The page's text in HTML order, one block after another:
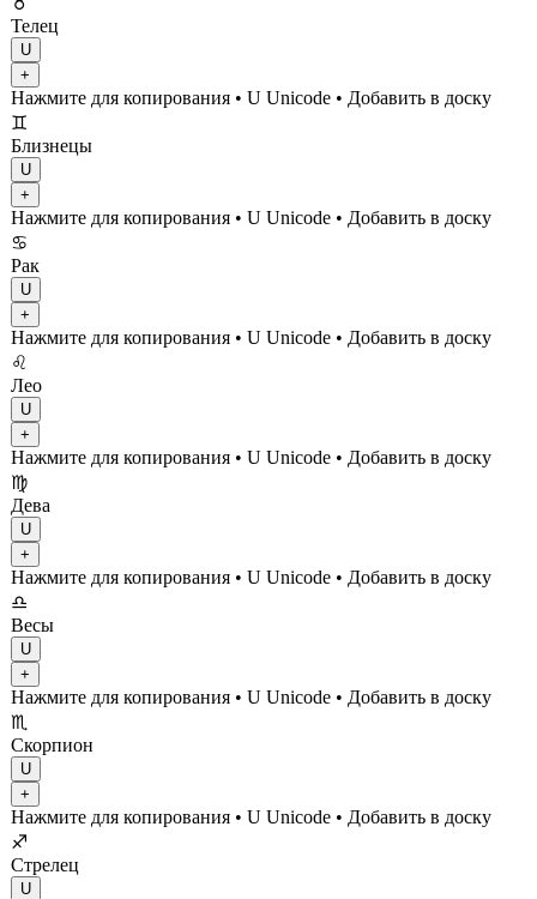
Телец
U
+
Нажмите для копирования • U Unicode • Добавить в доску
♊
Близнецы
U
+
Нажмите для копирования • U Unicode • Добавить в доску
♋
Рак
U
+
Нажмите для копирования • U Unicode • Добавить в доску
♌
Лео
U
+
Нажмите для копирования • U Unicode • Добавить в доску
♍
Дева
U
+
Нажмите для копирования • U Unicode • Добавить в доску
♎
Весы
U
+
Нажмите для копирования • U Unicode • Добавить в доску
♏
Скорпион
U
+
Нажмите для копирования • U Unicode • Добавить в доску
♐
Стрелец
U